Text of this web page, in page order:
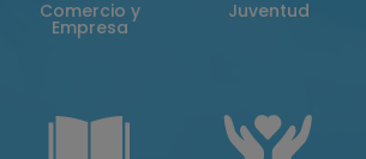
Comercio y
Empresa
Juventud